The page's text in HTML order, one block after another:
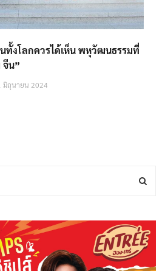
ทั้งโลกควรได้เห็น พหุวัฒนธรรมที่
จีน”
มิถุนายน 2024